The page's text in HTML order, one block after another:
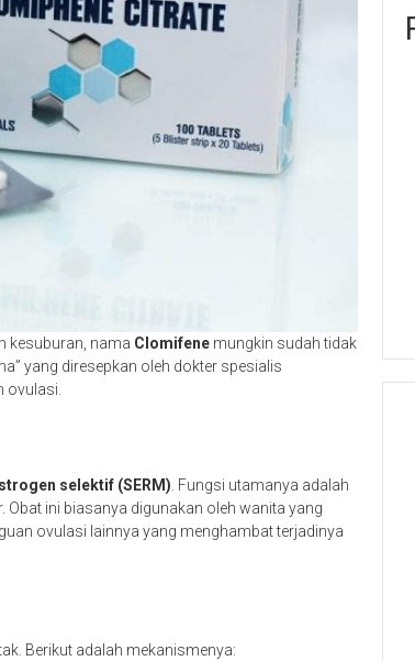
kesuburan, nama Clomifene mungkin sudah tidak
yang diresepkan oleh dokter spesialis
ovulasi.
selektif (SERM) . Fungsi utamanya adalah
ini biasanya digunakan oleh wanita yang
ovulasi lainnya yang menghambat terjadinya
Berikut adalah mekanismenya: